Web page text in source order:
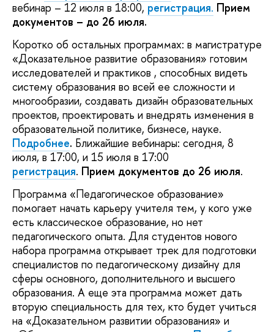
вебинар – 12 июля в 18:00, регистрация. Прием
документов – до 26 июля.
Коротко об остальных программах: в магистратуре
«Доказательное развитие образования» готовим
исследователей и практиков , способных видеть
систему образования во всей ее сложности и
многообразии, создавать дизайн образовательных
проектов, проектировать и внедрять изменения в
образовательной политике, бизнесе, науке.
Подробнее. Ближайшие вебинары: сегодня, 8
июля, в 17:00, и 15 июля в 17:00
регистрация. Прием документов до 26 июля.
Программа «Педагогическое образование»
помогает начать карьеру учителя тем, у кого уже
есть классическое образование, но нет
педагогического опыта. Для студентов нового
набора программа открывает трек для подготовки
специалистов по педагогическому дизайну для
сферы основного, дополнительного и высшего
образования. А еще эта программа может дать
вторую специальность для тех, кто будет учиться
на «Доказательном развитии образования» и